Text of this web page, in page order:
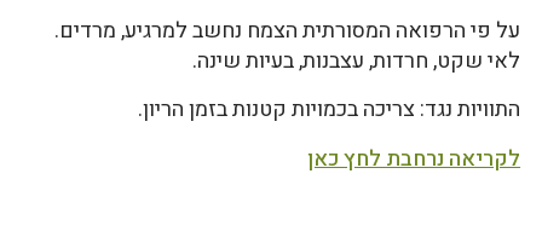
על פי הרפואה המסורתית הצמח נחשב למרגיע, מרדים.
לאי שקט, חרדות, עצבנות, בעיות שינה.
התוויות נגד: צריכה בכמויות קטנות בזמן הריון.
לקריאה נרחבת לחץ כאן